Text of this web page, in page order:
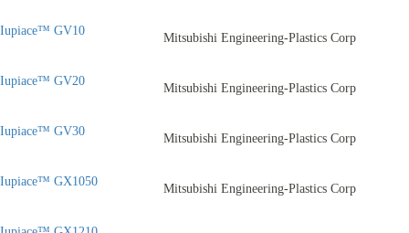
Iupiace™ GV10
Mitsubishi Engineering-Plastics Corp
Iupiace™ GV20
Mitsubishi Engineering-Plastics Corp
Iupiace™ GV30
Mitsubishi Engineering-Plastics Corp
Iupiace™ GX1050
Mitsubishi Engineering-Plastics Corp